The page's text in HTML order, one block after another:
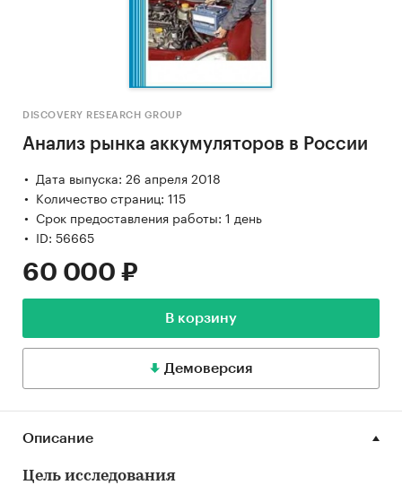
DISCOVERY RESEARCH GROUP
Анализ рынка аккумуляторов в России
Дата выпуска: 26 апреля 2018
Количество страниц: 115
Срок предоставления работы: 1 день
ID: 56665
60 000 ₽
В корзину
Демоверсия
Описание
Цель исследования